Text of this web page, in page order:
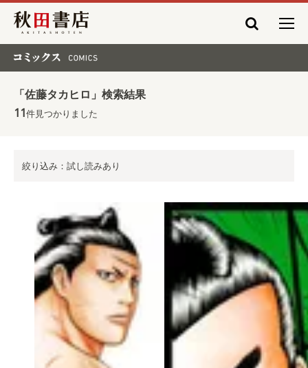
秋田書店
「佐藤タカヒロ」検索結果
11件見つかりました
絞り込み：試し読みあり